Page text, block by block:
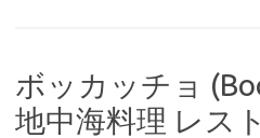
ボッカッチョ
地中海料理 レス